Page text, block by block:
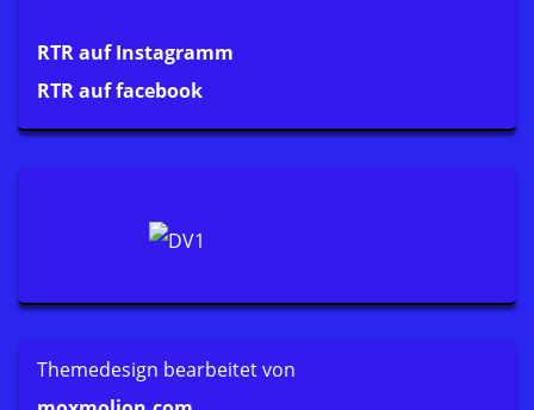
RTR auf Instagramm
RTR auf facebook
Themedesign bearbeitet von